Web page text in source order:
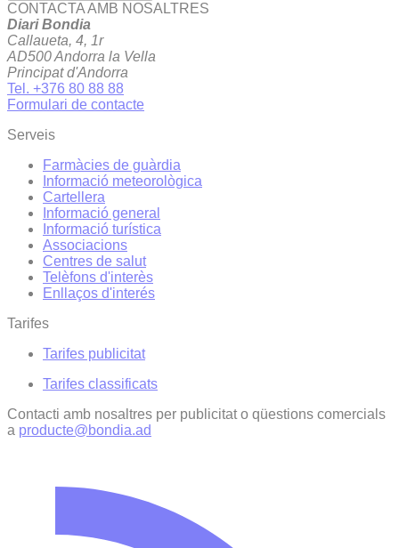
CONTACTA AMB NOSALTRES
Diari Bondia
Callaueta, 4, 1r
AD500 Andorra la Vella
Principat d'Andorra
Tel. +376 80 88 88
Formulari de contacte
Serveis
Farmàcies de guàrdia
Informació meteorològica
Cartellera
Informació general
Informació turística
Associacions
Centres de salut
Telèfons d'interès
Enllaços d'interés
Tarifes
Tarifes publicitat
Tarifes classificats
Contacti amb nosaltres per publicitat o qüestions comercials
a producte@bondia.ad